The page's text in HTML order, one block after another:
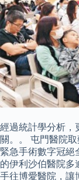
經過統計學分析，
關。。 屯門醫院
緊急手術數字冠絕
的伊利沙伯醫院多
手往博愛醫院，讓